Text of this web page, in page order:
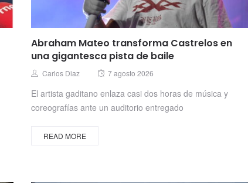
Abraham Mateo transforma Castrelos en
una gigantesca pista de baile
Author
Carlos Diaz
Posted
7 agosto 2026
El artista gaditano enlaza casi dos horas de música y
coreografías ante un auditorio entregado
READ MORE